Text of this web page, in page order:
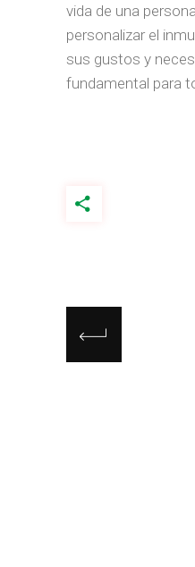
vida de una
personalizar el
sus gustos y
fundamental para